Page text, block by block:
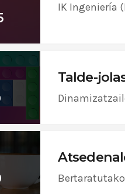
IK Ingeniería
Talde-